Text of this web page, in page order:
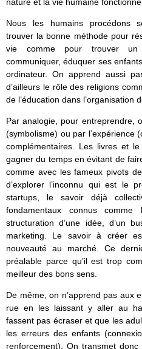
Nous les humains procédons
trouver la bonne méthode pour
vie comme pour trouver un
communiquer, éduquer ses
ordinateur. On apprend aussi
d’ailleurs le rôle des religions
de l’éducation dans l’organisation
Par analogie, pour entreprendre,
(symbolisme) ou par l’expérience
complémentaires. Les livres et
gagner du temps en évitant de
comme avec les fameux pivots
d’explorer l’inconnu qui est le
startups, le savoir déjà
fondamentaux connus
structuration d’une idée, d’un
marketing. Le savoir à créer
nouveauté au marché. Ce
préalable parce qu’il est trop
meilleur des bons sens.
De même, on n’apprend pas aux
rue en les laissant y aller au
fassent pas écraser et que les
les erreurs des enfants
renforcement). On transmet